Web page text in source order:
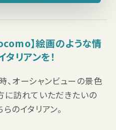
】絵画のような情
リアンを！
、オーシャンビューの景色
に訪れていただきたいの
のイタリアン。